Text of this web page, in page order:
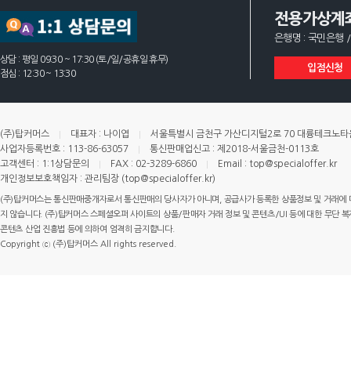
상담 : 평일 09:30 ~ 17:30 (토/일/공휴일 휴무)
점심 : 12:30 ~ 13:30
전용가상계
은행명 : 국민은행
입점신청
(주)탑커머스 대표자 : 나이엽
서울특별시 금천구 가산디지털2로 70 대륭테크노
사업자등록번호 : 113-86-63057
통신판매업신고 : 제2018-서울금천-0113호
고객센터 : 1:1상담문의
FAX : 02-3289-6860
Email : top@specialoffer.kr
개인정보보호책임자 : 관리팀장 (top@specialoffer.kr)
(주)탑커머스는 통신판매중개자로서 통신판매의 당사자가 아니며, 공급사가 등록한 상품정보 및 거래
지 않습니다. (주)탑커머스 스페셜오퍼 사이트의 상품/판매자 거래 정보 및 콘텐츠/UI 등에 대한 무단
콘텐츠 산업 진흥법 등에 의하여 엄격히 금지합니다.
Copyright ⓒ (주)탑커머스 All rights reserved.